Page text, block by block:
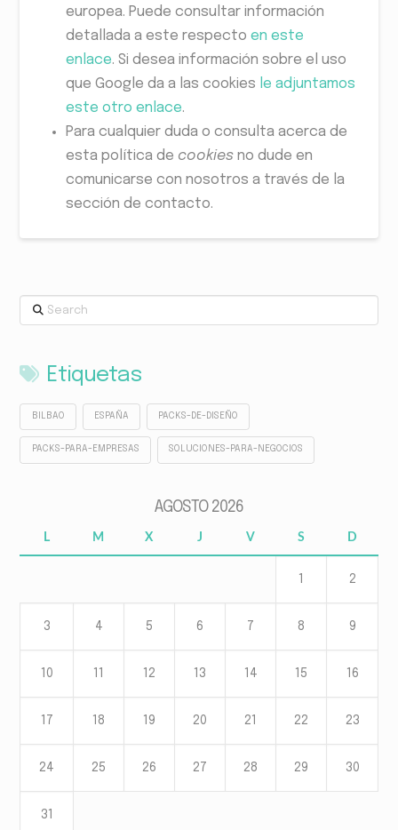
europea. Puede consultar información
detallada a este respecto en este
enlace. Si desea información sobre el uso
que Google da a las cookies le adjuntamos
este otro enlace.
Para cualquier duda o consulta acerca de
esta política de cookiesno dude en
comunicarse con nosotros a través de la
sección de contacto.
Search
Etiquetas
BILBAO ESPAÑA PACKS-DE-DISEÑO
PACKS-PARA-EMPRESAS SOLUCIONES-PARA-NEGOCIOS
AGOSTO 2026
L M X J V S D
1 2
3 4 5 6 7 8 9
10 11 12 13 14 15 16
17 18 19 20 21 22 23
24 25 26 27 28 29 30
31